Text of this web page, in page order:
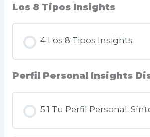
Los 8 Tipos Insights
4 Los 8 Tipos Insights
Perfil Personal Insights
5.1 Tu Perfil Personal: